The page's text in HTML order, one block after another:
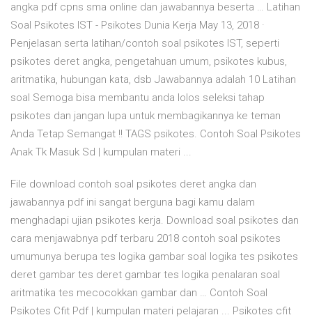
angka pdf cpns sma online dan jawabannya beserta … Latihan
Soal Psikotes IST - Psikotes Dunia Kerja May 13, 2018 ·
Penjelasan serta latihan/contoh soal psikotes IST, seperti
psikotes deret angka, pengetahuan umum, psikotes kubus,
aritmatika, hubungan kata, dsb Jawabannya adalah 10 Latihan
soal Semoga bisa membantu anda lolos seleksi tahap
psikotes dan jangan lupa untuk membagikannya ke teman
Anda Tetap Semangat !! TAGS psikotes. Contoh Soal Psikotes
Anak Tk Masuk Sd | kumpulan materi ...
File download contoh soal psikotes deret angka dan
jawabannya pdf ini sangat berguna bagi kamu dalam
menghadapi ujian psikotes kerja. Download soal psikotes dan
cara menjawabnya pdf terbaru 2018 contoh soal psikotes
umumunya berupa tes logika gambar soal logika tes psikotes
deret gambar tes deret gambar tes logika penalaran soal
aritmatika tes mecocokkan gambar dan … Contoh Soal
Psikotes Cfit Pdf | kumpulan materi pelajaran ... Psikotes cfit